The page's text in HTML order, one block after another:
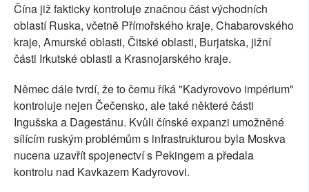
Čína již fakticky kontroluje značnou část východních
oblastí Ruska, včetně Přímořského kraje, Chabarovského
kraje, Amurské oblasti, Čitské oblasti, Burjatska, jižní
části Irkutské oblasti a Krasnojarského kraje.
Němec dále tvrdí, že to čemu říká "Kadyrovovo impérium"
kontroluje nejen Čečensko, ale také některé části
Ingušska a Dagestánu. Kvůli čínské expanzi umožněné
sílícím ruským problémům s infrastrukturou byla Moskva
nucena uzavřít spojenectví s Pekingem a předala
kontrolu nad Kavkazem Kadyrovovi.